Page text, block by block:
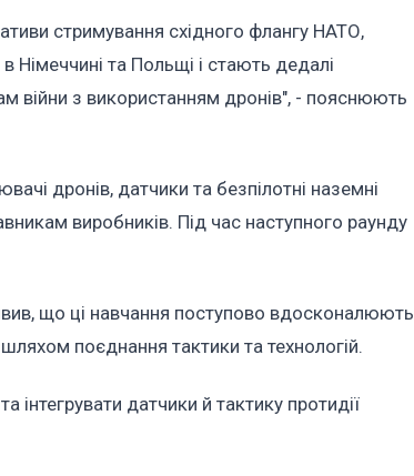
стримування східного флангу НАТО,
Німеччині та Польщі і стають дедалі
війни з використанням дронів", - пояснюють
дронів, датчики та безпілотні наземні
виробників. Під час наступного раунду
що ці навчання поступово вдосконалюють
поєднання тактики та технологій.
датчики й тактику протидії